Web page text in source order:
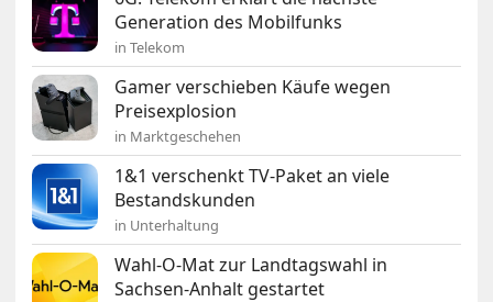
Generation des Mobilfunks
in Telekom
Gamer verschieben Käufe wegen
Preisexplosion
in Marktgeschehen
1&1 verschenkt TV-Paket an viele
Bestandskunden
in Unterhaltung
Wahl-O-Mat zur Landtagswahl in
Sachsen-Anhalt gestartet